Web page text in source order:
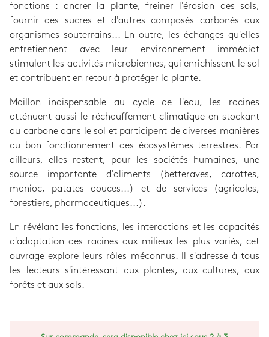
fonctions : ancrer la plante, freiner l'érosion des sols,
fournir des sucres et d'autres composés carbonés aux
organismes souterrains... En outre, les échanges qu'elles
entretiennent avec leur environnement immédiat
stimulent les activités microbiennes, qui enrichissent le sol
et contribuent en retour à protéger la plante.
Maillon indispensable au cycle de l'eau, les racines
atténuent aussi le réchauffement climatique en stockant
du carbone dans le sol et participent de diverses manières
au bon fonctionnement des écosystèmes terrestres. Par
ailleurs, elles restent, pour les sociétés humaines, une
source importante d'aliments (betteraves, carottes,
manioc, patates douces...) et de services (agricoles,
forestiers, pharmaceutiques...).
En révélant les fonctions, les interactions et les capacités
d'adaptation des racines aux milieux les plus variés, cet
ouvrage explore leurs rôles méconnus. Il s'adresse à tous
les lecteurs s'intéressant aux plantes, aux cultures, aux
forêts et aux sols.